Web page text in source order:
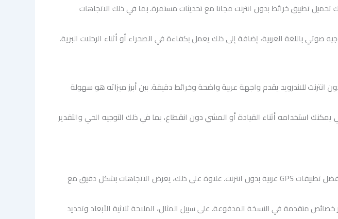
تحميل تطبيق خرائط بدون انترنت مجانا مع تحديثات مستمرة. بما في ذلك الاتجاهات
صوتي باللغة العربية، إضافة إلى ذلك يعمل بكفاءة في الصحراء أو أثناء الرحلات البرية.
انترنت للاندرويد يقدم واجهة عربية واضحة وخرائط دقيقة. بين أبرز ميزاته هو سهولة
يمكنك استخدامه أثناء القيادة أو المشي دون انقطاع، بما في ذلك التوجيه الحي والتقدير
بواجهة عربية متميزة، ويعد من أفضل تطبيقات GPS عربية بدون انترنت. علاوة على ذلك، يعرض الاتجاهات بشكل دقيق مع
متقدمة في النسخة المدفوعة. على سبيل المثال، الملاحة ثلاثية الأبعاد وتحديد